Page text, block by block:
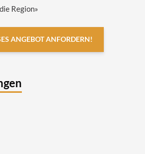
Region»
ANGEBOT ANFORDERN!